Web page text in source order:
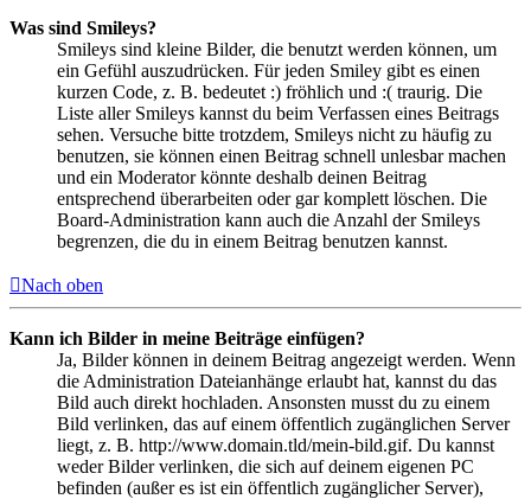
Was sind Smileys?
Smileys sind kleine Bilder, die benutzt werden können, um
ein Gefühl auszudrücken. Für jeden Smiley gibt es einen
kurzen Code, z. B. bedeutet :) fröhlich und :( traurig. Die
Liste aller Smileys kannst du beim Verfassen eines Beitrags
sehen. Versuche bitte trotzdem, Smileys nicht zu häufig zu
benutzen, sie können einen Beitrag schnell unlesbar machen
und ein Moderator könnte deshalb deinen Beitrag
entsprechend überarbeiten oder gar komplett löschen. Die
Board-Administration kann auch die Anzahl der Smileys
begrenzen, die du in einem Beitrag benutzen kannst.
Nach oben
Kann ich Bilder in meine Beiträge einfügen?
Ja, Bilder können in deinem Beitrag angezeigt werden. Wenn
die Administration Dateianhänge erlaubt hat, kannst du das
Bild auch direkt hochladen. Ansonsten musst du zu einem
Bild verlinken, das auf einem öffentlich zugänglichen Server
liegt, z. B. http://www.domain.tld/mein-bild.gif. Du kannst
weder Bilder verlinken, die sich auf deinem eigenen PC
befinden (außer es ist ein öffentlich zugänglicher Server),